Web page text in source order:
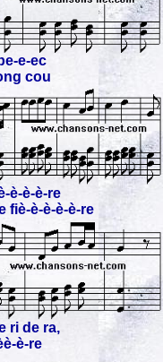
e-ec
cou
è-è-è-re
fiè-è-è-è-è-re
ri de ra,
è-re